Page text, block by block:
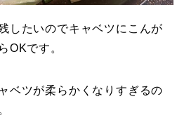
したいのでキャベツにこんが
OKです。
ベツが柔らかくなりすぎるの